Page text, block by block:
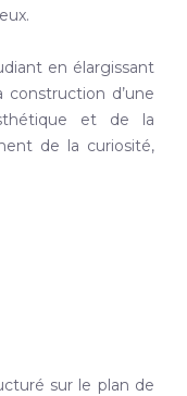
en élargissant
construction d’une
et de la
de la curiosité,
sur le plan de